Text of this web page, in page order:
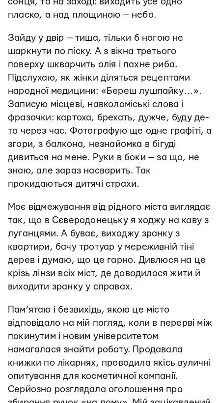
пласко, а над площиною — небо.
Зайду у двір — тиша, тільки б ногою не
шаркнути по піску. А з вікна третього
поверху шкварчить олія і пахне риба.
Підслухаю, як жінки діляться рецептами
народної медицини: «Береш лушпайку…».
Записую місцеві, навколоміські слова і
фразочки: картоха, брехать, дужче, буду де-
то через час. Фотографую ще одне графіті, а
згори, з балкона, незнайомка в бігуді
дивиться на мене. Руки в боки — за що, не
знаю, але зараз насварить. Так
прокидаються дитячі страхи.
Моє відмежування від рідного міста виглядає
так, що в Сєверодонецьку я ходжу на каву з
луганцями. А буває, виходжу зранку з
квартири, бачу тротуар у мереживній тіні
дерев і думаю, що це гарно. Дивлюся на це
крізь лінзи всіх міст, де доводилося жити й
виходити зранку у справах.
Пам’ятаю і безвихідь, якою це місто
відповідало на мій погляд, коли в перерві між
покинутим і новим університетом
намагалася знайти роботу. Продавала
книжки по лікарнях, проводила якісь вуличні
опитування для косметичної компанії.
Серйозно розглядала оголошення про